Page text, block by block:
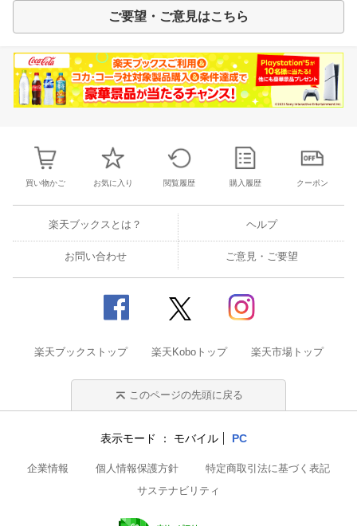
ご要望・ご意見はこちら
買い物かご お気に入り 閲覧履歴 購入履歴 クーポン
楽天ブックスとは？ ヘルプ
お問い合わせ ご意見・ご要望
楽天ブックストップ 楽天Koboトップ 楽天市場トップ
このページの先頭に戻る
表示モード モバイル PC
企業情報 個人情報保護方針
特定商取引法に基づく表記
サステナビリティ